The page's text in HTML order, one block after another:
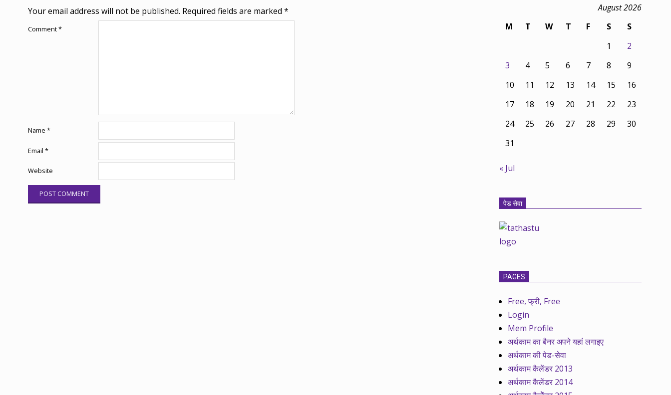
Your email address will not be published. Required fields are marked *
Comment*
Name *
Email *
Website
August 2026
M
T W T F S
S
1
2
3
4 5 6 7 8
9
10
11 12 13 14 15
16
17
18 19 20 21 22
23
24
25 26 27 28 29
30
31
« Jul
पेड सेवा
PAGES
Free, फ्री, Free
Login
Mem Profile
अर्थकाम का बैनर अपने यहां लगाइए
अर्थकाम की पेड-सेवा
अर्थकाम कैलेंडर 2013
अर्थकाम कैलेंडर 2014